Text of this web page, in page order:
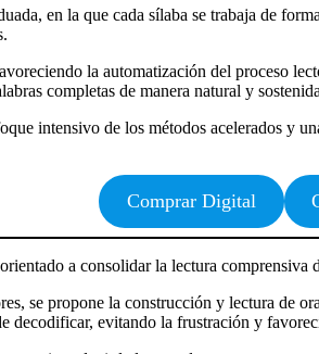
en la que cada sílaba se trabaja de
la automatización del proceso
completas de manera natural y
intensivo de los métodos acelerados y
Comprar Digital
a consolidar la lectura comprensiva
se propone la construcción y lectura de
decodificar, evitando la frustración y